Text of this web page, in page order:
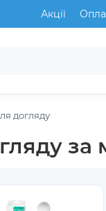
Акції
догляду